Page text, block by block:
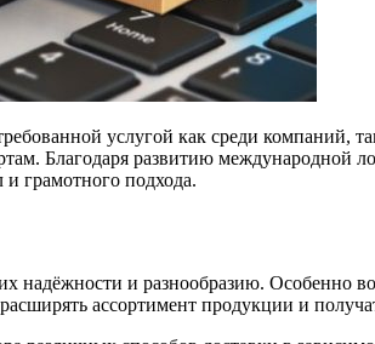
услугой как среди компаний,
Благодаря развитию международной
и грамотного подхода.
надёжности и разнообразию. Особенно
расширять ассортимент продукции и